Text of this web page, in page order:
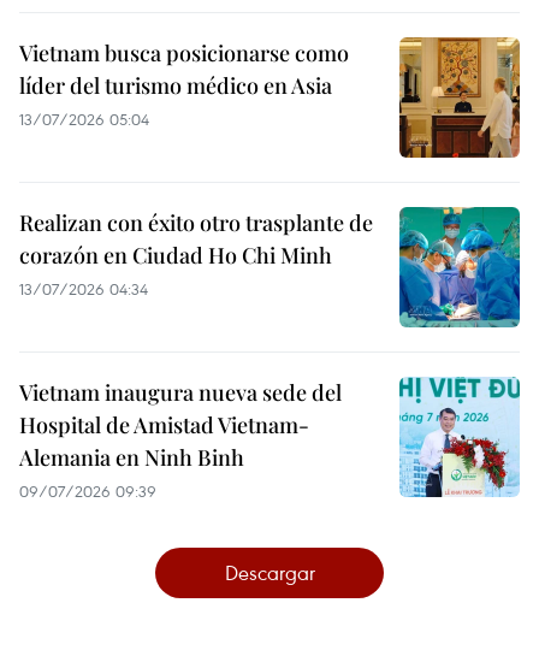
Vietnam busca posicionarse como
líder del turismo médico en Asia
13/07/2026 05:04
Realizan con éxito otro trasplante de
corazón en Ciudad Ho Chi Minh
13/07/2026 04:34
Vietnam inaugura nueva sede del
Hospital de Amistad Vietnam-
Alemania en Ninh Binh
09/07/2026 09:39
Descargar